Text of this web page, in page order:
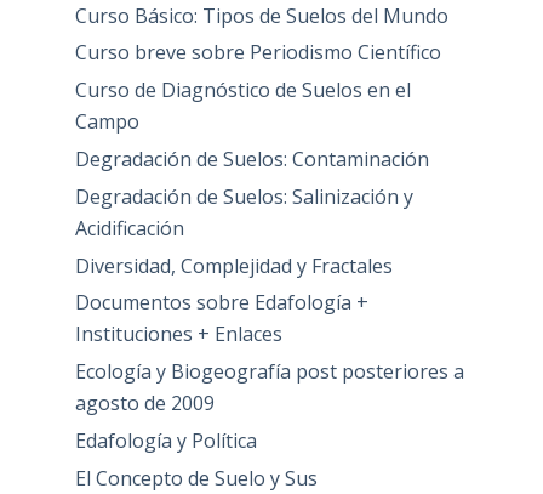
Curso Básico: Tipos de Suelos del Mundo
Curso breve sobre Periodismo Científico
Curso de Diagnóstico de Suelos en el
Campo
Degradación de Suelos: Contaminación
Degradación de Suelos: Salinización y
Acidificación
Diversidad, Complejidad y Fractales
Documentos sobre Edafología +
Instituciones + Enlaces
Ecología y Biogeografía post posteriores a
agosto de 2009
Edafología y Política
El Concepto de Suelo y Sus